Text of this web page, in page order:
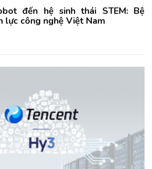
đến hệ sinh thái STEM: Bệ
lực công nghệ Việt Nam